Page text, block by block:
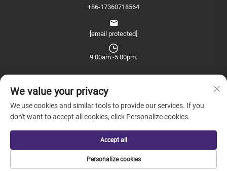
+86-17360718564
[email protected]
9:00am.-5:00pm.
Rechte vorbehalten. - Datenschutzrichtlinie
We value your privacy
We use cookies and similar tools to provide our services. If you
don't want to accept all cookies, click Personalize cookies.
Personalize cookies
Accept all